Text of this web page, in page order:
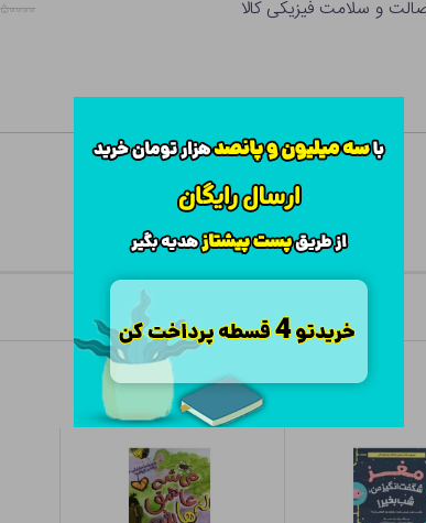
و سلامت فیزیکی کالا ۵۰۰۰۰